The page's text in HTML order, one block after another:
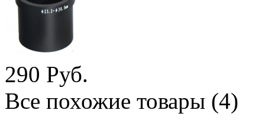
290 Руб.
Все похожие товары (4)